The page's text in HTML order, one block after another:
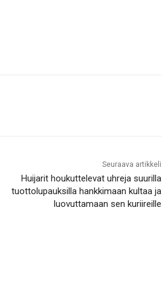
Seuraava artikkeli
Huijarit houkuttelevat uhreja suurilla
tuottolupauksilla hankkimaan kultaa ja
luovuttamaan sen kuriireille